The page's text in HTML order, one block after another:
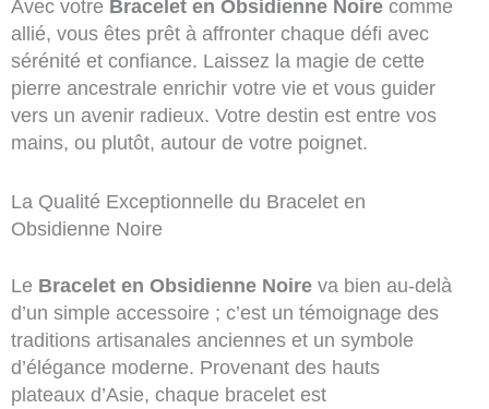
Avec votre Bracelet en Obsidienne Noirecomme
allié, vous êtes prêt à affronter chaque défi avec
sérénité et confiance. Laissez la magie de cette
pierre ancestrale enrichir votre vie et vous guider
vers un avenir radieux. Votre destin est entre vos
mains, ou plutôt, autour de votre poignet.
La Qualité Exceptionnelle du Bracelet en
Obsidienne Noire
Le Bracelet en Obsidienne Noireva bien au-delà
d’un simple accessoire ; c’est un témoignage des
traditions artisanales anciennes et un symbole
d’élégance moderne. Provenant des hauts
plateaux d’Asie, chaque bracelet est